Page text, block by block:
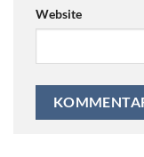
Website